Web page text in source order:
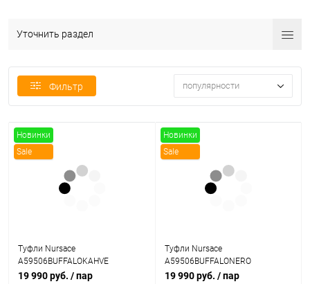
Уточнить раздел
Фильтр популярности
Новинки
Sale
Туфли Nursace
A59506BUFFALOKAHVE
19 990 руб. / пар
Новинки
Sale
Туфли Nursace
A59506BUFFALONERO
19 990 руб. / пар